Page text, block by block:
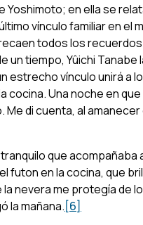
Yoshimoto; en ella se
vínculo familiar en el
todos los
tiempo, Yûichi Tanabe
estrecho vínculo unirá a
cocina. Una noche en
di cuenta, al
que acompañaba
futonen la cocina, que
nevera me protegía de
la mañana.[6]